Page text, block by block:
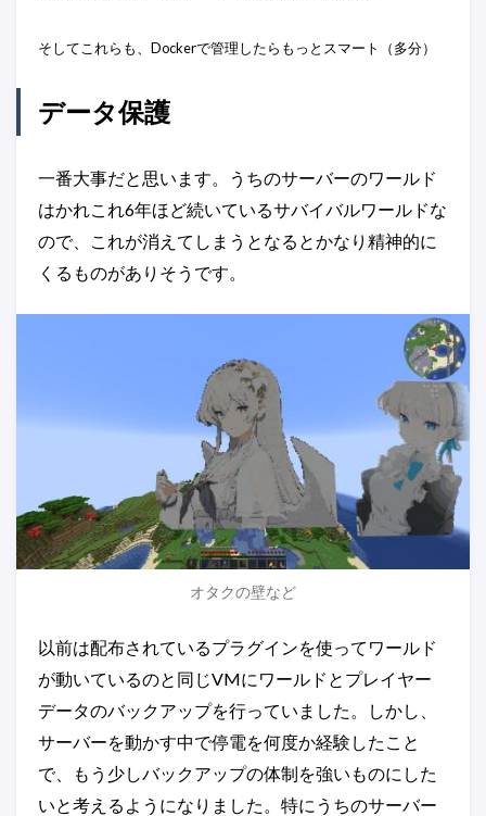
そしてこれらも、Dockerで管理したらもっとスマート（多分）
データ保護
一番大事だと思います。うちのサーバーのワールド
はかれこれ6年ほど続いているサバイバルワールドな
ので、これが消えてしまうとなるとかなり精神的に
くるものがありそうです。
オタクの壁など
以前は配布されているプラグインを使ってワールド
が動いているのと同じVMにワールドとプレイヤー
データのバックアップを行っていました。しかし、
サーバーを動かす中で停電を何度か経験したこと
で、もう少しバックアップの体制を強いものにした
いと考えるようになりました。特にうちのサーバー